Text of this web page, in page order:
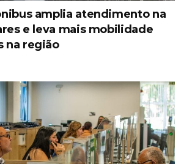
amplia atendimento na
e leva mais mobilidade
na região